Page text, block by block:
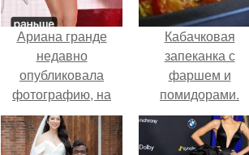
Ариана гранде
недавно
опубликовала
фотографию, на
которой она
запечатлена вместе
Кабачковая
запеканка с
фаршем и
помидорами.